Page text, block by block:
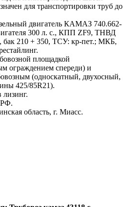
для транспортировки труб до
двигатель КАМАЗ 740.662-
300 л. с., КПП ZF9, ТНВД
210 + 350, ТСУ: кр-пет.; МКБ,
площадкой
ограждением спереди) и
(односкатный, двухосный,
425/85R21).
РФ.
область, г. Миасс.